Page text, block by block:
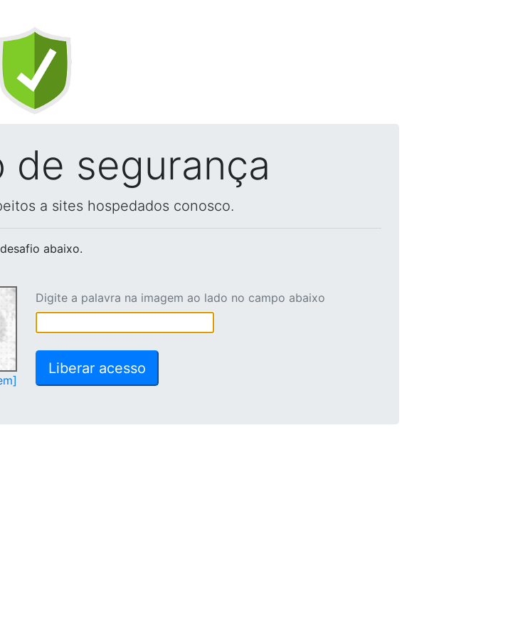
de segurança
a sites hospedados conosco.
abaixo.
Digite a palavra na imagem ao lado no campo abaixo